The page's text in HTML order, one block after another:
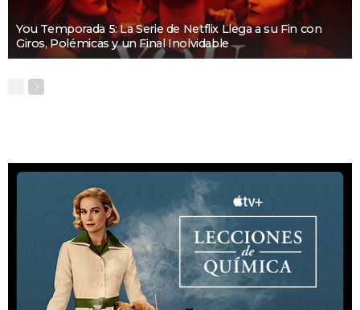
You Temporada 5: La Serie de Netflix Llega a su Fin con
Giros, Polémicas y un Final Inolvidable